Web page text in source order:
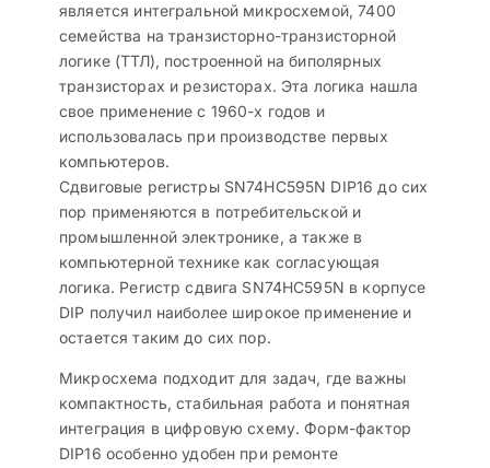
является интегральной микросхемой, 7400
семейства на транзисторно-транзисторной
логике (ТТЛ), построенной на биполярных
транзисторах и резисторах. Эта логика нашла
свое применение с 1960-х годов и
использовалась при производстве первых
компьютеров.
Сдвиговые регистры SN74HC595N DIP16 до сих
пор применяются в потребительской и
промышленной электронике, а также в
компьютерной технике как согласующая
логика. Регистр сдвига SN74HC595N в корпусе
DIP получил наиболее широкое применение и
остается таким до сих пор.
Микросхема подходит для задач, где важны
компактность, стабильная работа и понятная
интеграция в цифровую схему. Форм-фактор
DIP16 особенно удобен при ремонте